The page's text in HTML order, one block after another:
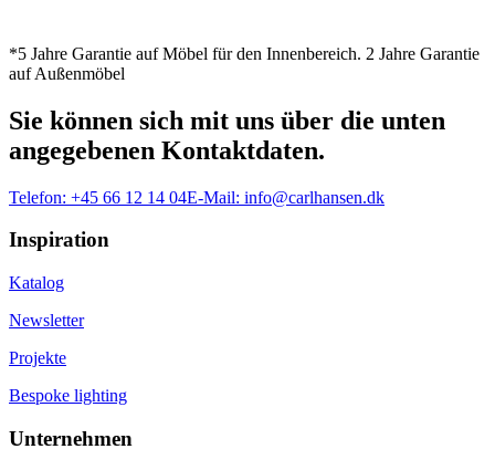
*5 Jahre Garantie auf Möbel für den Innenbereich. 2 Jahre Garantie
auf Außenmöbel
Sie können sich mit uns über die unten
angegebenen Kontaktdaten.
Telefon: +45 66 12 14 04E-Mail: info@carlhansen.dk
Inspiration
Katalog
Newsletter
Projekte
Bespoke lighting
Unternehmen